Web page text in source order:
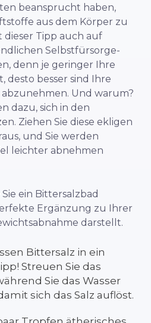
beansprucht haben,
aus dem Körper zu
dieser Tipp auch auf
Selbstfürsorge-
denn je geringer Ihre
desto besser sind Ihre
Und warum?
dazu, sich in den
Ziehen Sie diese ekligen
und Sie werden
leichter abnehmen
ein Bittersalzbad
Ergänzung zu Ihrer
darstellt.
Bittersalz in ein
Streuen Sie das
Sie das Wasser
sich das Salz auflöst.